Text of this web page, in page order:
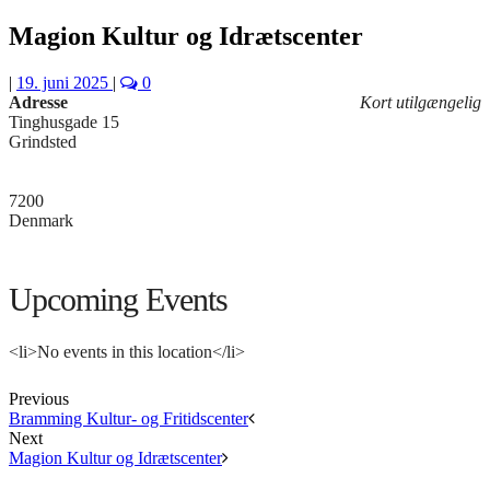
Magion Kultur og Idrætscenter
| 19. juni 2025 |
0
Kort utilgængelig
Adresse
Tinghusgade 15
Grindsted
7200
Denmark
Upcoming Events
<li>No events in this location</li>
Previous
Bramming Kultur- og Fritidscenter
Next
Magion Kultur og Idrætscenter